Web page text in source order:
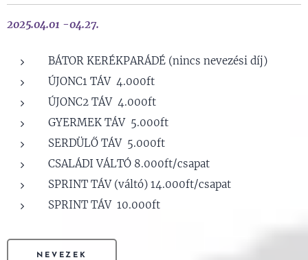
2025.04.01 -04.27.
BÁTOR KERÉKPARÁDÉ (nincs nevezési díj)
ÚJONC1 TÁV 4.000ft
ÚJONC2 TÁV 4.000ft
GYERMEK TÁV 5.000ft
SERDÜLŐ TÁV 5.000ft
CSALÁDI VÁLTÓ 8.000ft/csapat
SPRINT TÁV (váltó) 14.000ft/csapat
SPRINT TÁV 10.000ft
NEVEZEK